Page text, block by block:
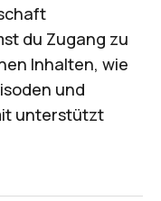
du Zugang zu
Inhalten, wie
und
unterstützt